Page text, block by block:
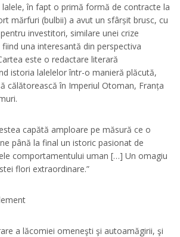
în fapt o primă formă de contracte la
mărfuri (bulbii) a avut un sfârșit brusc, cu
investitori, similare unei crize
una interesantă din perspectiva
este o redactare literară
istoria lalelelor într-o manieră plăcută,
călătorească în Imperiul Otoman, Franța
capătă amploare pe măsură ce o
până la final un istoric pasionat de
comportamentului uman […] Un omagiu
flori extraordinare.”
a lăcomiei omeneşti şi autoamăgirii, şi